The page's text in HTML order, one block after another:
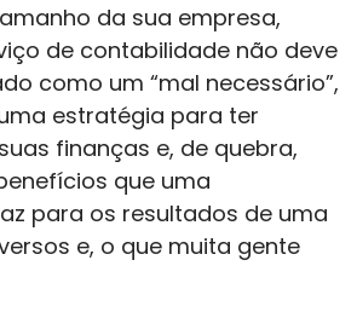
da sua empresa,
de contabilidade não deve
como um “mal necessário”,
estratégia para ter
finanças e, de quebra,
que uma
para os resultados de uma
e, o que muita gente